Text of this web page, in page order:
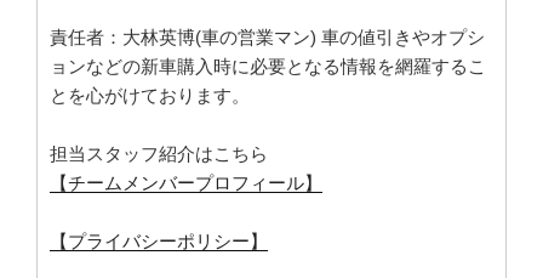
責任者：大林英博(車の営業マン) 車の値引きやオプシ
ョンなどの新車購入時に必要となる情報を網羅するこ
とを心がけております。
担当スタッフ紹介はこちら
【チームメンバープロフィール】
【プライバシーポリシー】